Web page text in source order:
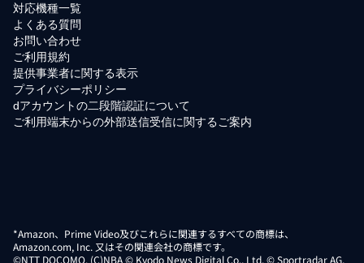
対応機種一覧
よくある質問
お問い合わせ
ご利用規約
提供事業者に関する表示
プライバシーポリシー
dアカウントの二段階認証について
ご利用端末からの外部送信受信に関するご案内
*Amazon、Prime Video及びこれらに関連するすべての商標は、
Amazon.com, Inc. 又はその関連会社の商標です。
©NTT DOCOMO. (C)NBA © Kyodo News Digital Co., Ltd. © Sportradar AG,